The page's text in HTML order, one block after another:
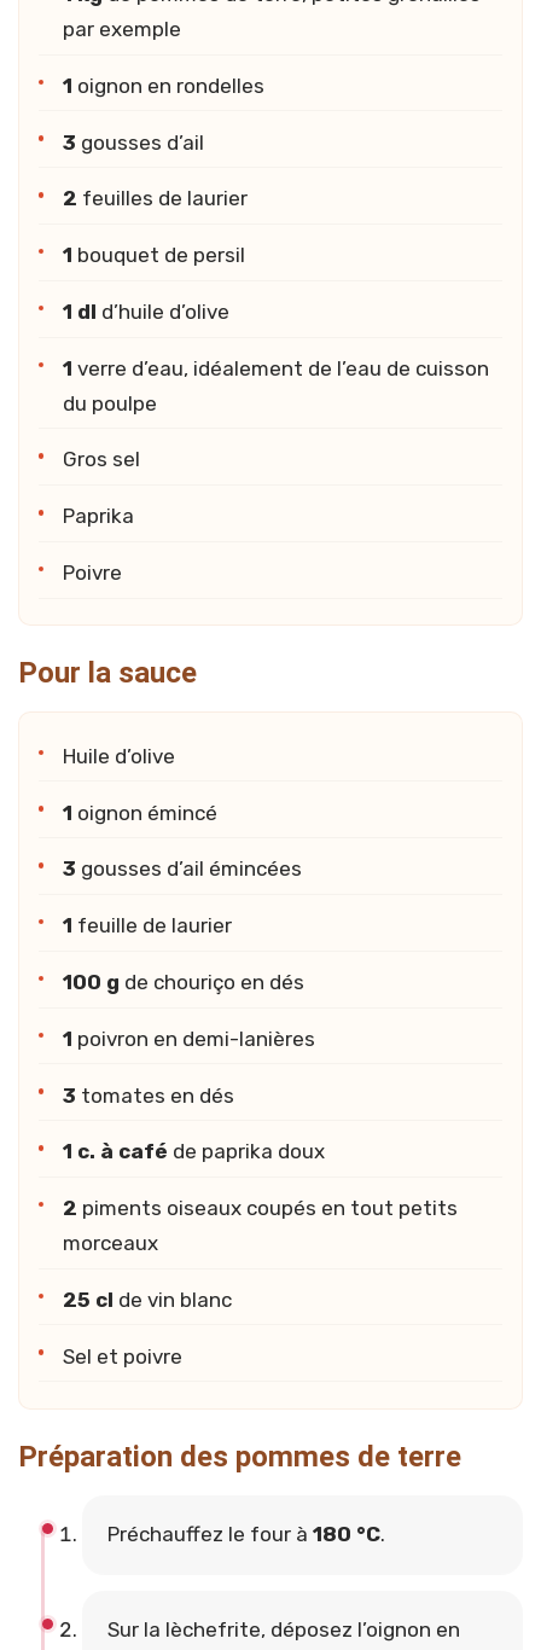
par exemple
1 oignon en rondelles
3 gousses d’ail
2 feuilles de laurier
1 bouquet de persil
1 dl d’huile d’olive
1 verre d’eau, idéalement de l’eau de cuisson
du poulpe
Gros sel
Paprika
Poivre
Pour la sauce
Huile d’olive
1 oignon émincé
3 gousses d’ail émincées
1 feuille de laurier
100 g de chouriço en dés
1 poivron en demi-lanières
3 tomates en dés
1 c. à café de paprika doux
2 piments oiseaux coupés en tout petits
morceaux
25 cl de vin blanc
Sel et poivre
Préparation des pommes de terre
Préchauffez le four à 180 °C.
Sur la lèchefrite, déposez l’oignon en